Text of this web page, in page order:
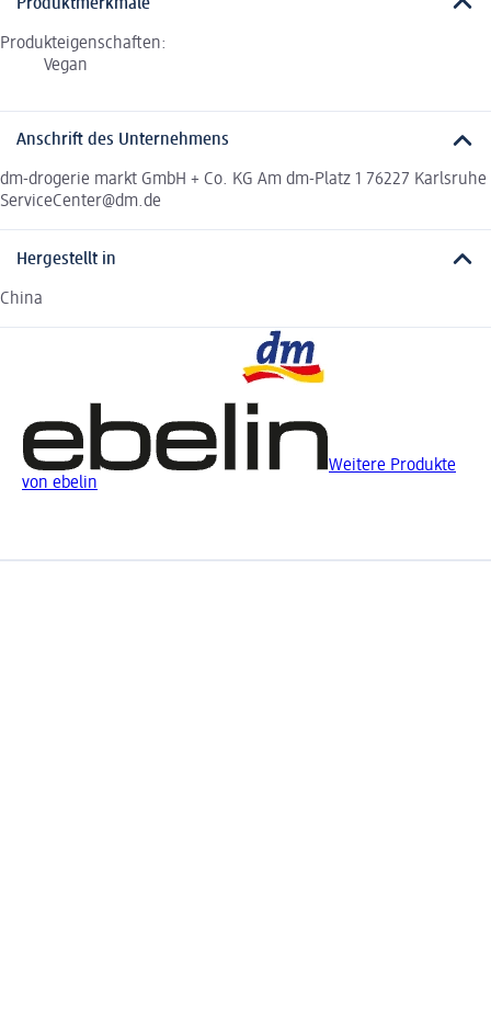
Produktmerkmale
Produkteigenschaften:
Vegan
Anschrift des Unternehmens
dm-drogerie markt GmbH + Co. KG Am dm-Platz 1 76227 Karlsruhe
ServiceCenter@dm.de
Hergestellt in
China
Weitere Produkte
von ebelin